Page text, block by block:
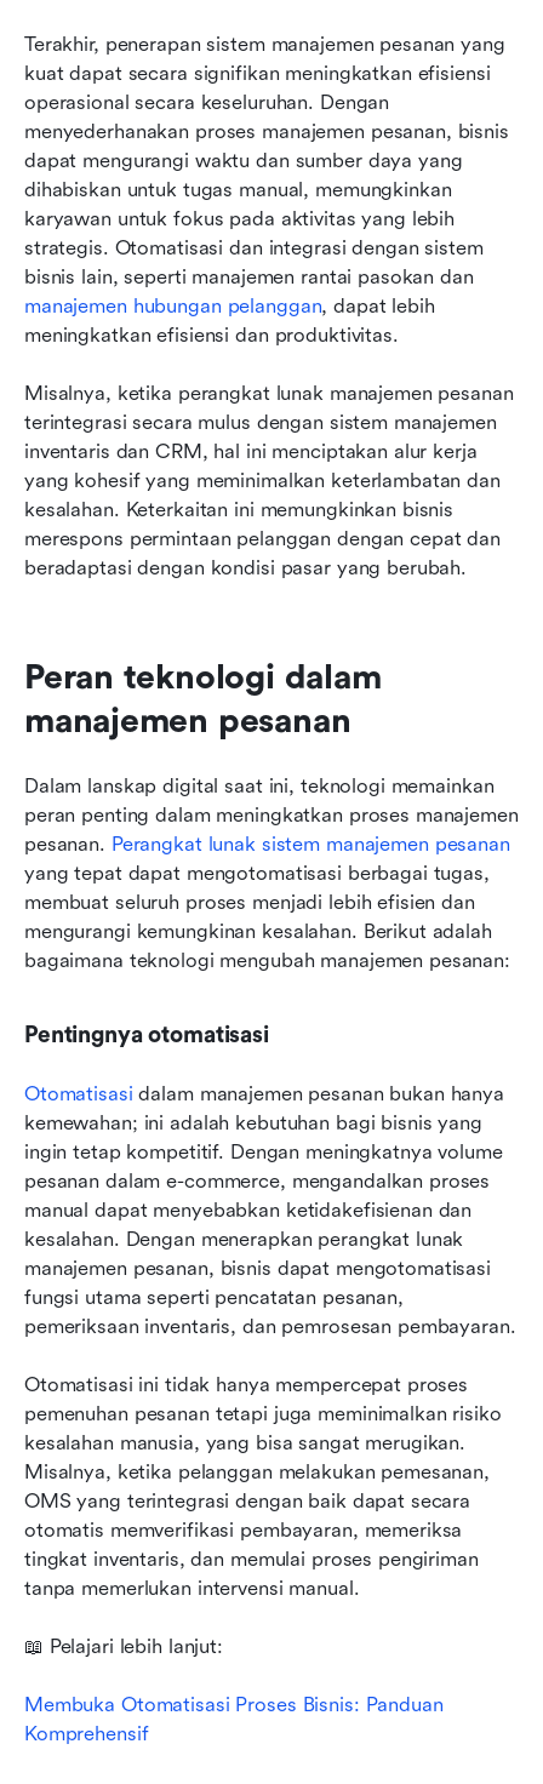
Terakhir, penerapan sistem manajemen pesanan yang
kuat dapat secara signifikan meningkatkan efisiensi
operasional secara keseluruhan. Dengan
menyederhanakan proses manajemen pesanan, bisnis
dapat mengurangi waktu dan sumber daya yang
dihabiskan untuk tugas manual, memungkinkan
karyawan untuk fokus pada aktivitas yang lebih
strategis. Otomatisasi dan integrasi dengan sistem
manajemen hubungan pelanggan, dapat lebih
meningkatkan efisiensi dan produktivitas.
Misalnya, ketika perangkat lunak manajemen pesanan
terintegrasi secara mulus dengan sistem manajemen
inventaris dan CRM, hal ini menciptakan alur kerja
yang kohesif yang meminimalkan keterlambatan dan
kesalahan. Keterkaitan ini memungkinkan bisnis
merespons permintaan pelanggan dengan cepat dan
beradaptasi dengan kondisi pasar yang berubah.
Peran teknologi dalam
manajemen pesanan
Dalam lanskap digital saat ini, teknologi memainkan
peran penting dalam meningkatkan proses manajemen
pesanan. Perangkat lunak sistem manajemen pesanan
yang tepat dapat mengotomatisasi berbagai tugas,
membuat seluruh proses menjadi lebih efisien dan
mengurangi kemungkinan kesalahan. Berikut adalah
bagaimana teknologi mengubah manajemen pesanan:
Pentingnya otomatisasi
Otomatisasi dalam manajemen pesanan bukan hanya
kemewahan; ini adalah kebutuhan bagi bisnis yang
ingin tetap kompetitif. Dengan meningkatnya volume
pesanan dalam e-commerce, mengandalkan proses
manual dapat menyebabkan ketidakefisienan dan
kesalahan. Dengan menerapkan perangkat lunak
manajemen pesanan, bisnis dapat mengotomatisasi
fungsi utama seperti pencatatan pesanan,
pemeriksaan inventaris, dan pemrosesan pembayaran.
Otomatisasi ini tidak hanya mempercepat proses
pemenuhan pesanan tetapi juga meminimalkan risiko
kesalahan manusia, yang bisa sangat merugikan.
Misalnya, ketika pelanggan melakukan pemesanan,
OMS yang terintegrasi dengan baik dapat secara
otomatis memverifikasi pembayaran, memeriksa
tingkat inventaris, dan memulai proses pengiriman
tanpa memerlukan intervensi manual.
📖 Pelajari lebih lanjut:
Membuka Otomatisasi Proses Bisnis: Panduan
Komprehensif